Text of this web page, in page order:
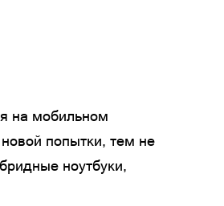
на мобильном
попытки, тем не
ноутбуки,